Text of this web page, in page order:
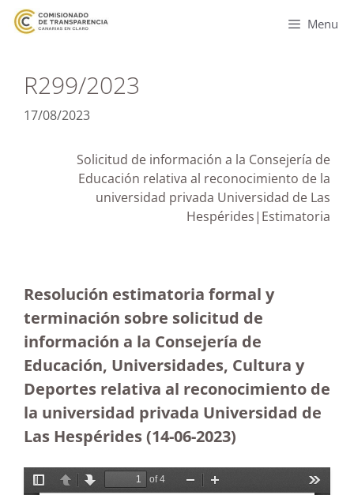
Menu
R299/2023
17/08/2023
Solicitud de información a la Consejería de
Educación relativa al reconocimiento de la
universidad privada Universidad de Las
Hespérides|Estimatoria
Resolución estimatoria formal y
terminación sobre solicitud de
información a la Consejería de
Educación, Universidades, Cultura y
Deportes relativa al reconocimiento de
la universidad privada Universidad de
Las Hespérides (14-06-2023)